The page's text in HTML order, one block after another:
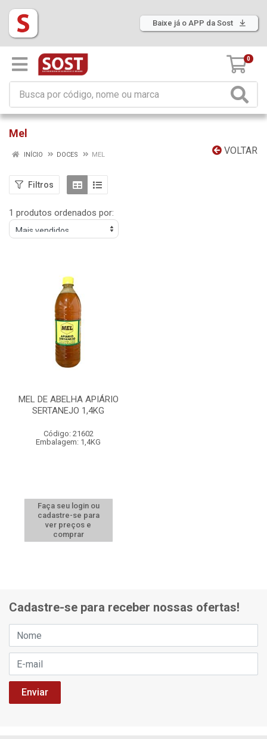
Baixe já o APP da Sost
0
Mel
VOLTAR
INÍCIO DOCES MEL
Filtros
1 produtos ordenados por:
MEL DE ABELHA APIÁRIO
SERTANEJO 1,4KG
Código: 21602
Embalagem: 1,4KG
Faça seu login ou
cadastre-se para
ver preços e
comprar
Cadastre-se para receber nossas ofertas!